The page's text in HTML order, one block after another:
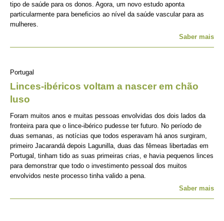
tipo de saúde para os donos. Agora, um novo estudo aponta
particularmente para beneficios ao nível da saúde vascular para as
mulheres.
Saber mais
Portugal
Linces-ibéricos voltam a nascer em chão
luso
Foram muitos anos e muitas pessoas envolvidas dos dois lados da
fronteira para que o lince-ibérico pudesse ter futuro. No período de
duas semanas, as notícias que todos esperavam há anos surgiram,
primeiro Jacarandá depois Lagunilla, duas das fêmeas libertadas em
Portugal, tinham tido as suas primeiras crias, e havia pequenos linces
para demonstrar que todo o investimento pessoal dos muitos
envolvidos neste processo tinha valido a pena.
Saber mais